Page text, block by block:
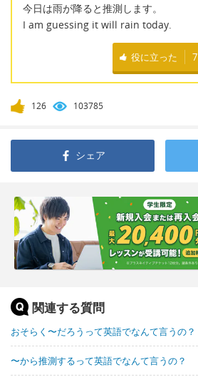
今日は雨が降ると推測します。
I am guessing it will rain today.
役に立った 7
126 103785
シェア
関連する質問
おそらく〜だろうって英語でなんて言うの？
〜から推測するって英語でなんて言うの？